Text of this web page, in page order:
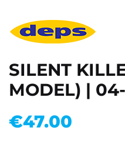
SILENT
MODEL) |
€47.00